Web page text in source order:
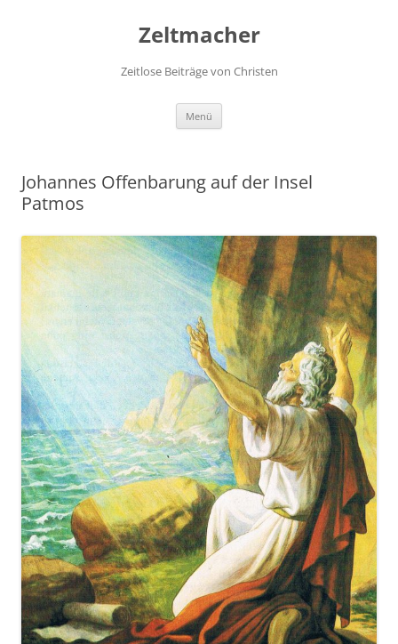
Zeltmacher
Zeitlose Beiträge von Christen
Menü
Johannes Offenbarung auf der Insel
Patmos